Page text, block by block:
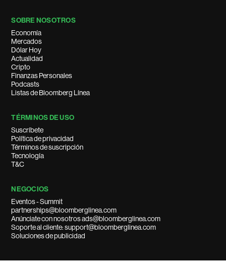
SOBRE NOSOTROS
Economía
Mercados
Dólar Hoy
Actualidad
Cripto
Finanzas Personales
Podcasts
Listas de Bloomberg Línea
TÉRMINOS DE USO
Suscríbete
Política de privacidad
Términos de suscripción
Tecnología
T&C
NEGOCIOS
Eventos - Summit
partnerships@bloomberglinea.com
Anúnciate con nosotros ads@bloomberglinea.com
Soporte al cliente: support@bloomberglinea.com
Soluciones de publicidad